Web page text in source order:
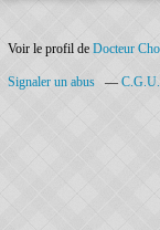
Voir le profil de Docteur
Signaler un abus C.G.U.